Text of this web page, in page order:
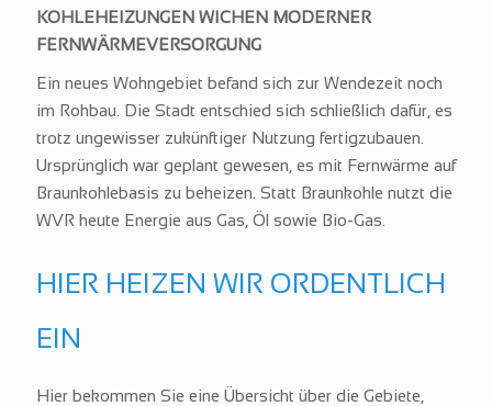
KOHLEHEIZUNGEN WICHEN MODERNER
FERNWÄRMEVERSORGUNG
Ein neues Wohngebiet befand sich zur Wendezeit noch
im Rohbau. Die Stadt entschied sich schließlich dafür, es
trotz ungewisser zukünftiger Nutzung fertigzubauen.
Ursprünglich war geplant gewesen, es mit Fernwärme auf
Braunkohlebasis zu beheizen. Statt Braunkohle nutzt die
WVR heute Energie aus Gas, Öl sowie Bio-Gas.
HIER HEIZEN WIR ORDENTLICH
EIN
Hier bekommen Sie eine Übersicht über die Gebiete,